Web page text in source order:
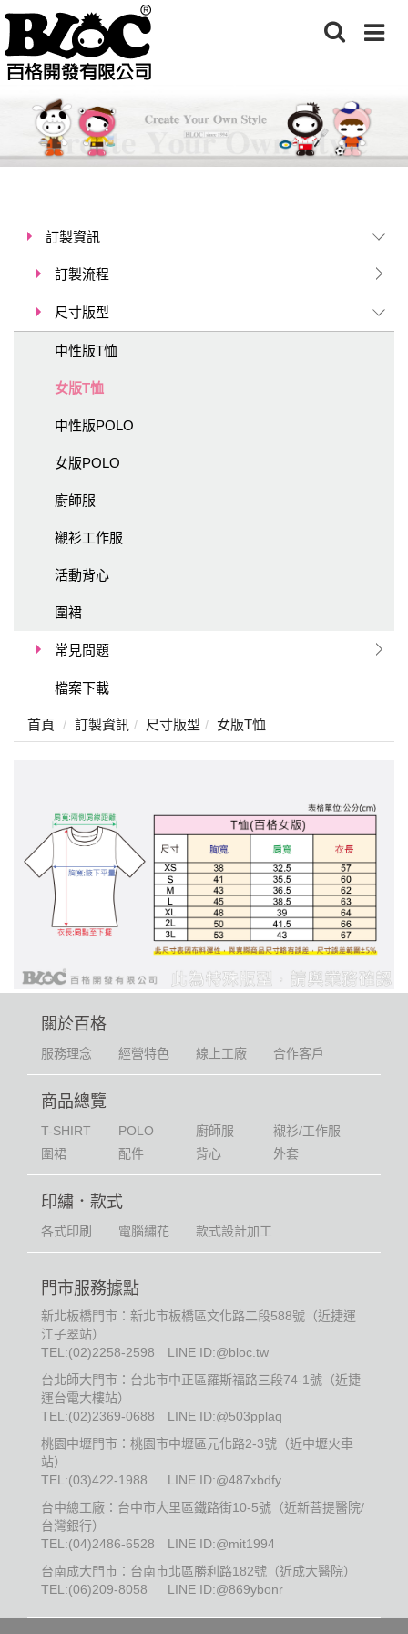
訂製資訊
訂製流程
尺寸版型
中性版T恤
女版T恤
中性版POLO
女版POLO
廚師服
襯衫工作服
活動背心
圍裙
常見問題
檔案下載
首頁 訂製資訊 尺寸版型 女版T恤
關於百格
服務理念 經營特色 線上工廠 合作客戶
商品總覽
T-SHIRT POLO 廚師服
襯衫/工作服
圍裙
配件 背心 外套
印繡．款式
各式印刷 電腦繡花 款式設計加工
門市服務據點
新北板橋門市：新北市板橋區文化路二段588號（近捷運
江子翠站）
TEL:(02)2258-2598
LINE ID:@bloc.tw
台北師大門市：台北市中正區羅斯福路三段74-1號（近捷
運台電大樓站）
TEL:(02)2369-0688
LINE ID:@503pplaq
桃園中壢門市：桃園市中壢區元化路2-3號（近中壢火車
站）
TEL:(03)422-1988
LINE ID:@487xbdfy
台中總工廠：台中市大里區鐵路街10-5號（近新菩提醫院/
台灣銀行）
TEL:(04)2486-6528
LINE ID:@mit1994
台南成大門市：台南市北區勝利路182號（近成大醫院）
TEL:(06)209-8058 LINE ID:@869ybonr